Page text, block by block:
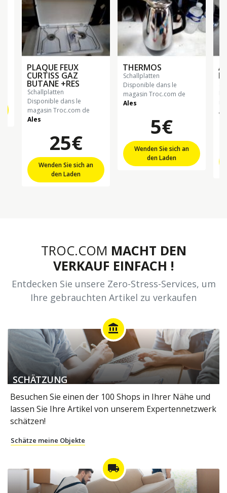
PLAQUE FEUX
CURTISS GAZ
BUTANE +RES
schallplatten
Disponible dans le
magasin Troc.com de
Ales
25€
Wenden Sie sich an
den Laden
THERMOS
schallplatten
Disponible dans le
magasin Troc.com de
Ales
5€
Wenden Sie sich an
den Laden
TROC.COM MACHT DEN
VERKAUF EINFACH !
Entdecken Sie unsere Zero-Stress-Services, um
Ihre gebrauchten Artikel zu verkaufen
account_balance
SCHÄTZUNG
Besuchen Sie einen der 100 Shops in Ihrer Nähe und
lassen Sie Ihre Artikel von unserem Expertennetzwerk
schätzen!
Schätze meine Objekte
local_shipping